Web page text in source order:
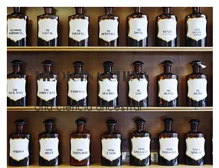
MEDICINA CHINA
Una ciencia ancestral